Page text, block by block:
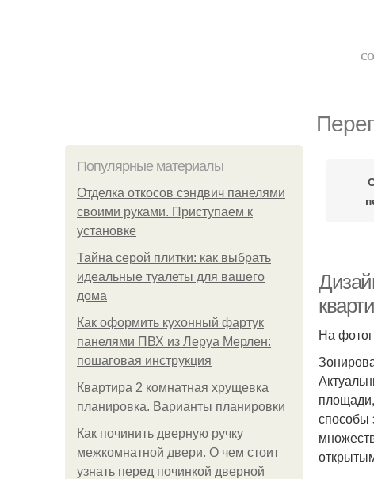
Популярные материалы
Отделка откосов сэндвич панелями
своими руками. Приступаем к
установке
Тайна серой плитки: как выбрать
идеальные туалеты для вашего
дома
Как оформить кухонный фартук
панелями ПВХ из Леруа Мерлен:
пошаговая инструкция
Квартира 2 комнатная хрущевка
планировка. Варианты планировки
Как починить дверную ручку
межкомнатной двери. О чем стоит
узнать перед починкой дверной
На
способы